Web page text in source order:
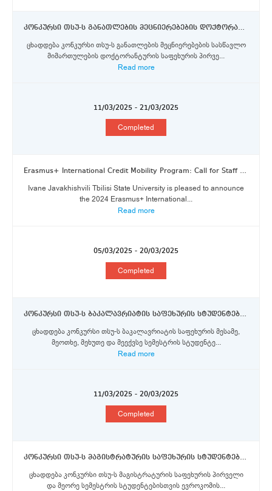
კონკურსი თსუ-ს განათლების მეცნიერებების დოქტორანტურის საფეხურის სტუდენტებისთვის ლიმერიკის უმანკო მარიამის სახელობის კოლეჯში ერაზმუს+ სტიპენდიების მოსაპოვებლად
ცხადდება კონკურსი თსუ-ს განათლების მეცნიერებების სასწავლო
მიმართულების დოქტორანტურის საფეხურის პირვე...
Read more
11/03/2025 - 21/03/2025
Completed
Erasmus+ International Credit Mobility Program: Call for Staff Applications (Part V)
Ivane Javakhishvili Tbilisi State University is pleased to announce
the 2024 Erasmus+ International...
Read more
05/03/2025 - 20/03/2025
Completed
კონკურსი თსუ-ს ბაკალავრიატის საფეხურის სტუდენტებისთვის 2025/2026 სასწავლო წლის შემოდგომის სემესტრისათვის ერაზმუს+ პროგრამისა და ორმხრივი თანამშრომლობის სტიპენდიების მოსაპოვებლად
ცხადდება კონკურსი თსუ-ს ბაკალავრიატის საფეხურის მესამე,
მეოთხე, მეხუთე და მეექვსე სემესტრის სტუდენტე...
Read more
11/03/2025 - 20/03/2025
Completed
კონკურსი თსუ-ს მაგისტრატურის საფეხურის სტუდენტებისთვის 2025/2026 სასწავლო წლის შემოდგომის სემესტრისათვის ერაზმუს+ პროგრამისა და ორმხრივი თანამშრომლობის სტიპენდიების მოსაპოვებლად
ცხადდება კონკურსი თსუ-ს მაგისტრატურის საფეხურის პირველი
და მეორე სემესტრის სტუდენტებისთვის ევროკომის...